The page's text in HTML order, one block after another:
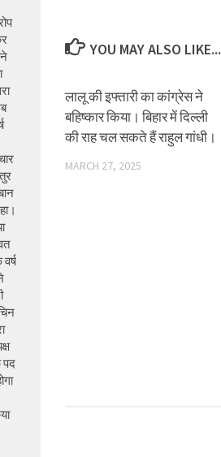
YOU MAY ALSO LIKE...
लालू की इफ्तारी का कांग्रेस ने
बहिष्कार किया। बिहार में दिल्ली
की राह चल सकते हैं राहुल गांधी।
MARCH 27, 2025
पद